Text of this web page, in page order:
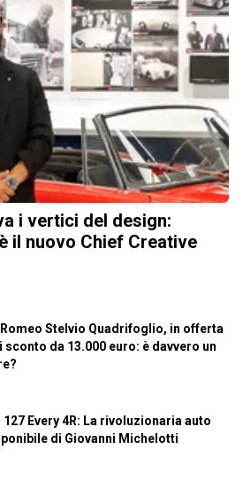
i vertici del design:
il nuovo Chief Creative
Stelvio Quadrifoglio, in offerta
sconto da 13.000 euro: è davvero un
127 Every 4R: La rivoluzionaria auto
di Giovanni Michelotti